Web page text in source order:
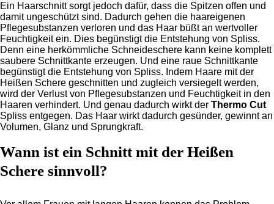
Ein Haarschnitt sorgt jedoch dafür, dass die Spitzen offen und
damit ungeschützt sind. Dadurch gehen die haareigenen
Pflegesubstanzen verloren und das Haar büßt an wertvoller
Feuchtigkeit ein. Dies begünstigt die Entstehung von Spliss.
Denn eine herkömmliche Schneideschere kann keine komplett
saubere Schnittkante erzeugen. Und eine raue Schnittkante
begünstigt die Entstehung von Spliss. Indem Haare mit der
Heißen Schere geschnitten und zugleich versiegelt werden,
wird der Verlust von Pflegesubstanzen und Feuchtigkeit in den
Haaren verhindert. Und genau dadurch wirkt der Thermo Cut
Spliss entgegen. Das Haar wirkt dadurch gesünder, gewinnt an
Volumen, Glanz und Sprungkraft.
Wann ist ein Schnitt mit der Heißen
Schere sinnvoll?